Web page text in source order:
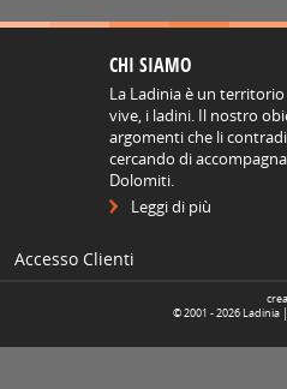
CHI SIAMO
La Ladinia è un
vive, i ladini. Il nostro
argomenti che li
cercando di
Dolomiti.
Leggi di più
Accesso Clienti
© 2001 -2026 Ladinia